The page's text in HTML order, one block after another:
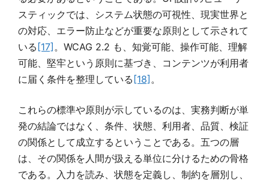
スティックでは、システム状態の可視性、現実世界と
の対応、エラー防止などが重要な原則として示されて
いる[17] 。WCAG 2.2 も、知覚可能、操作可能、理解
可能、堅牢という原則に基づき、コンテンツが利用者
に届く条件を整理している[18] 。
これらの標準や原則が示しているのは、実務判断が単
発の結論ではなく、条件、状態、利用者、品質、検証
の関係として成立するということである。五つの層
は、その関係を人間が扱える単位に分けるための骨格
である。入力を読み、状態を定義し、制約を層別し、